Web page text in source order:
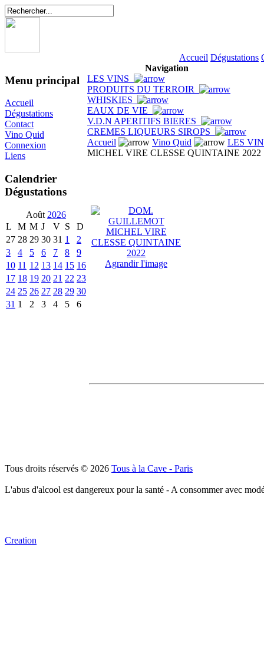
Accueil Dégustations
Menu principal
Accueil
Dégustations
Contact
Vino Quid
Connexion
Liens
Calendrier
Dégustations
Août 2026
L
M M J V S
D
27 28 29 30 31 1
2
3
4 5 6 7 8
9
10 11 12 13 14 15 16
17 18 19 20 21 22 23
24 25 26 27 28 29 30
31 1 2 3 4 5 6
Navigation
LES VINS
PRODUITS DU TERROIR
WHISKIES
EAUX DE VIE
V.D.N APERITIFS BIERES
CREMES LIQUEURS SIROPS
Accueil
Vino Quid
LES
MICHEL VIRE CLESSE QUINTAINE 2022
Agrandir l'image
Tous droits réservés © 2026 Tous à la Cave - Paris
L'abus d'alcool est dangereux pour la santé - A consommer avec
Creation